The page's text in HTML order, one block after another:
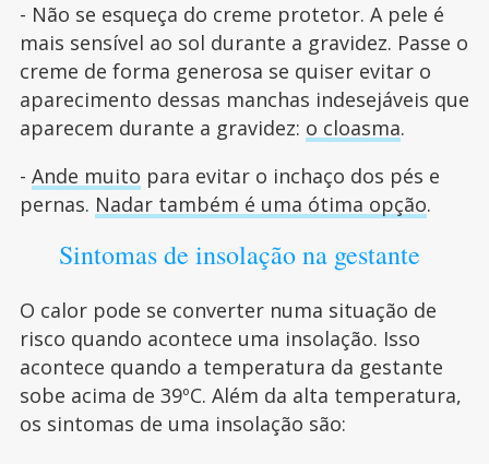
- Não se esqueça do creme protetor. A pele é
mais sensível ao sol durante a gravidez. Passe o
creme de forma generosa se quiser evitar o
aparecimento dessas manchas indesejáveis que
aparecem durante a gravidez: o cloasma.
- Ande muito para evitar o inchaço dos pés e
pernas. Nadar também é uma ótima opção.
Sintomas de insolação na gestante
O calor pode se converter numa situação de
risco quando acontece uma insolação. Isso
acontece quando a temperatura da gestante
sobe acima de 39ºC. Além da alta temperatura,
os sintomas de uma insolação são: